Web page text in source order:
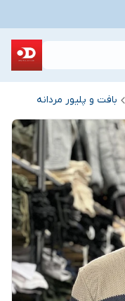
بافت و پلیور مردانه